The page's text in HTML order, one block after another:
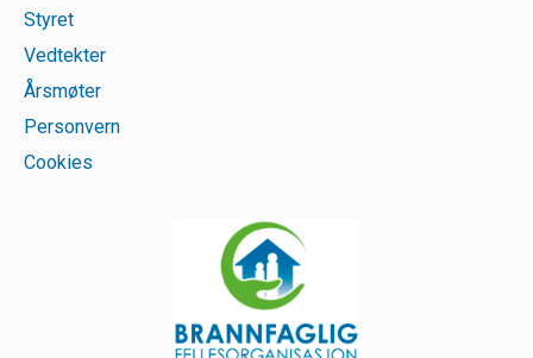
Styret
Vedtekter
Årsmøter
Personvern
Cookies